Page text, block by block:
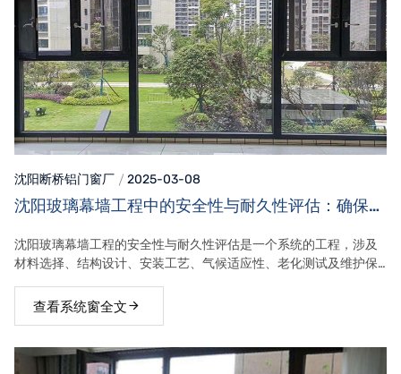
沈阳断桥铝门窗厂 2025-03-08
沈阳玻璃幕墙工程中的安全性与耐久性评估：确保建
沈阳玻璃幕墙工程的安全性与耐久性评估是一个系统的工程，涉及
材料选择、结构设计、安装工艺、气候适应性、老化测试及维护保
幕墙的质量与安全
查看系统窗全文